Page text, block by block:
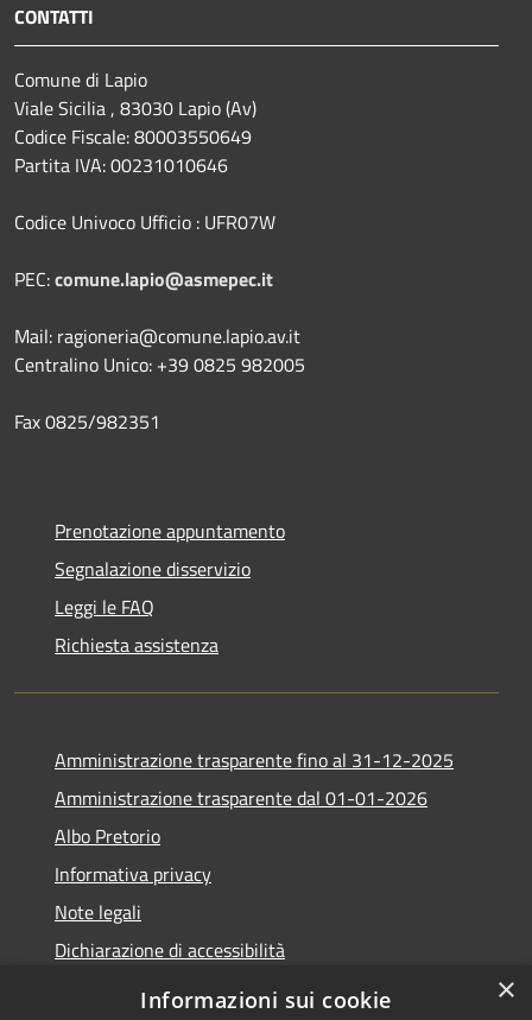
CONTATTI
Comune di Lapio
Viale Sicilia , 83030 Lapio (Av)
Codice Fiscale: 80003550649
Partita IVA: 00231010646
Codice Univoco Ufficio : UFR07W
PEC:comune.lapio@asmepec.it
Mail: ragioneria@comune.lapio.av.it
Centralino Unico: +39 0825 982005
Fax 0825/982351
Prenotazione appuntamento
Segnalazione disservizio
Leggi le FAQ
Richiesta assistenza
Amministrazione trasparente fino al 31-12-2025
Amministrazione trasparente dal 01-01-2026
Albo Pretorio
Informativa privacy
Note legali
Dichiarazione di accessibilità
×
Informazioni sui cookie